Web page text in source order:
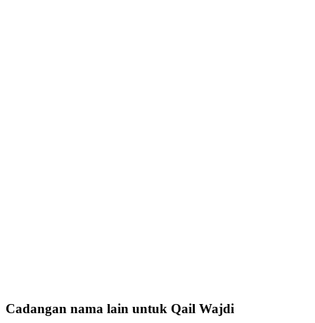
Cadangan nama lain untuk Qail Wajdi